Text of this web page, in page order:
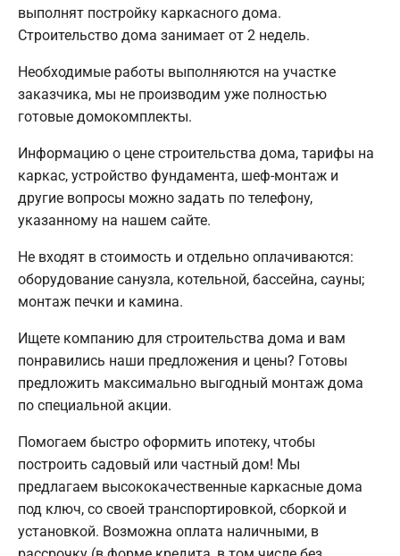
выполнят постройку каркасного дома.
Строительство дома занимает от 2 недель.
Необходимые работы выполняются на участке
заказчика, мы не производим уже полностью
готовые домокомплекты.
Информацию о цене строительства дома, тарифы на
каркас, устройство фундамента, шеф-монтаж и
другие вопросы можно задать по телефону,
указанному на нашем сайте.
Не входят в стоимость и отдельно оплачиваются:
оборудование санузла, котельной, бассейна, сауны;
монтаж печки и камина.
Ищете компанию для строительства дома и вам
понравились наши предложения и цены? Готовы
предложить максимально выгодный монтаж дома
по специальной акции.
Помогаем быстро оформить ипотеку, чтобы
построить садовый или частный дом! Мы
предлагаем высококачественные каркасные дома
под ключ, со своей транспортировкой, сборкой и
установкой. Возможна оплата наличными, в